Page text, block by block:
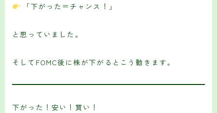
「下がった＝チャンス！」
と思っていました。
そしてFOMC後に株が下がるとこう動きます。
下がった！安い！買い！